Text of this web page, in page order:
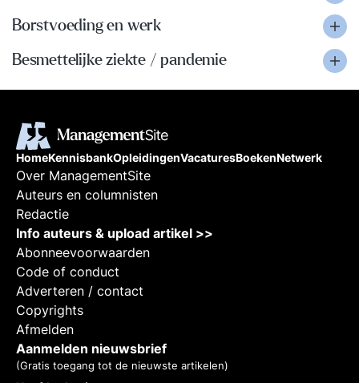
Borstvoeding en werk
Besmettelijke ziekte / pandemie
HomeKennisbankOpleidingenVacaturesBoekenNetwerk
Over ManagementSite
Auteurs en columnisten
Redactie
Info auteurs & upload artikel >>
Abonneevoorwaarden
Code of conduct
Adverteren / contact
Copyrights
Afmelden
Aanmelden nieuwsbrief
(Gratis toegang tot de nieuwste artikelen)